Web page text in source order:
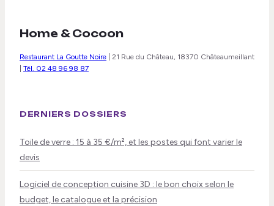
Home & Cocoon
Restaurant La Goutte Noire
21 Rue du Château, 18370 Châteaumeillant
Tél. 02 48 96 98 87
DERNIERS DOSSIERS
Toile de verre : 15 à 35 €/m², et les postes qui font varier le
devis
Logiciel de conception cuisine 3D : le bon choix selon le
budget, le catalogue et la précision